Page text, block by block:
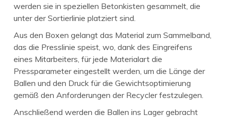
werden sie in speziellen Betonkisten gesammelt, die
unter der Sortierlinie platziert sind.
Aus den Boxen gelangt das Material zum Sammelband,
das die Presslinie speist, wo, dank des Eingreifens
eines Mitarbeiters, für jede Materialart die
Pressparameter eingestellt werden, um die Länge der
Ballen und den Druck für die Gewichtsoptimierung
gemäß den Anforderungen der Recycler festzulegen.
Anschließend werden die Ballen ins Lager gebracht